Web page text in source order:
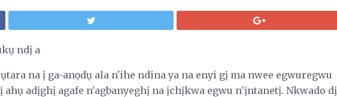
ndị a
na ị ga-anọdụ ala n'ihe ndina ya na enyi gị ma nwee egwuregwu
ahụ adịghị agafe n'agbanyeghị na ịchịkwa egwu n'ịntanetị. Nkwado dị